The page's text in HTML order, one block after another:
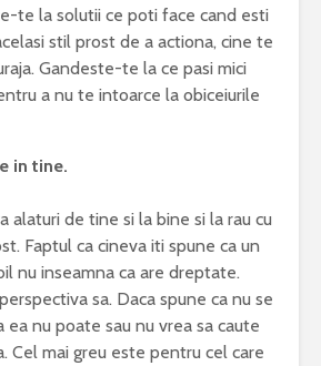
te la solutii ce poti face cand esti
stil prost de a actiona, cine te
Gandeste-te la ce pasi mici
a nu te intoarce la obiceiurile
in tine.
alaturi de tine si la bine si la rau cu
Faptul ca cineva iti spune ca un
nu inseamna ca are dreptate.
sa. Daca spune ca nu se
nu poate sau nu vrea sa caute
Cel mai greu este pentru cel care